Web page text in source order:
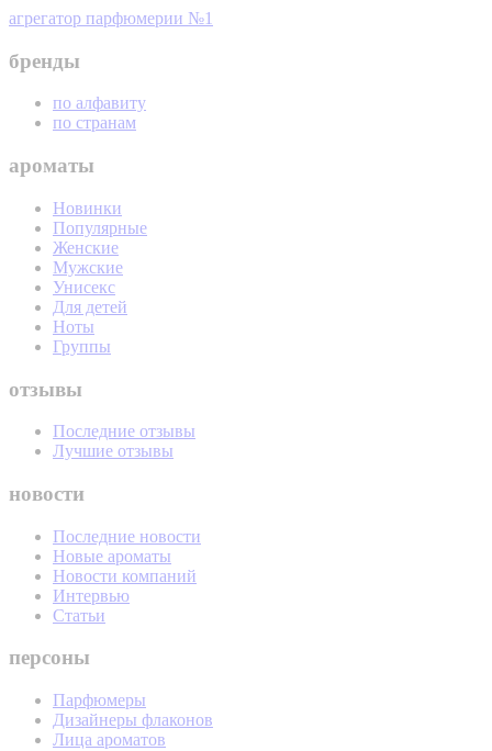
агрегатор парфюмерии №1
бренды
по алфавиту
по странам
ароматы
Новинки
Популярные
Женские
Мужские
Унисекс
Для детей
Ноты
Группы
отзывы
Последние отзывы
Лучшие отзывы
новости
Последние новости
Новые ароматы
Новости компаний
Интервью
Статьи
персоны
Парфюмеры
Дизайнеры флаконов
Лица ароматов